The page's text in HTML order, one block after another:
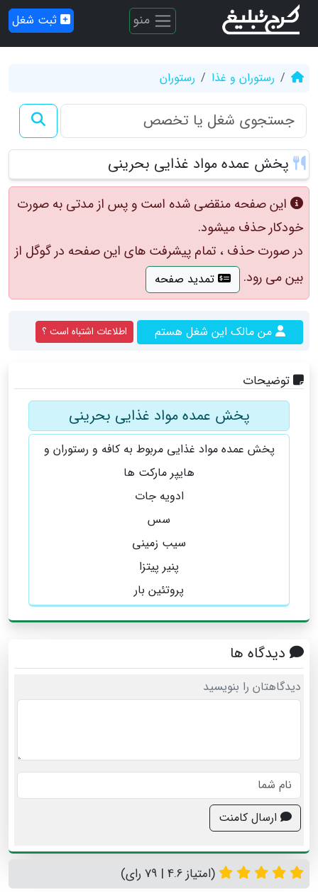
منو ثبت شغل
رستوران و غذا رستوران
پخش عمده مواد غذایی بحرینی
این صفحه منقضی شده است و پس از مدتی به صورت
خودکار حذف میشود.
در صورت حذف ، تمام پیشرفت های این صفحه در گوگل از
بین می رود.
تمدید صفحه
من مالک این شغل هستم اطلاعات اشتباه است ؟
توضیحات
پخش عمده مواد غذایی بحرینی
پخش عمده مواد غذایی مربوط به کافه و رستوران و
هایپر مارکت ها
ادویه جات
سس
سیب زمینی
پنیر پیتزا
پروتئین بار
دیدگاه ها
دیدگاهتان را بنویسید
ارسال کامنت
(امتیاز 4.6 | 79 رای)